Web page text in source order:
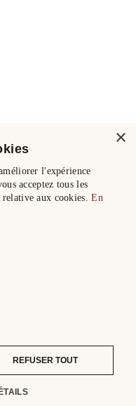
×
l'expérience
acceptez tous les
relative aux cookies.En
REFUSER TOUT